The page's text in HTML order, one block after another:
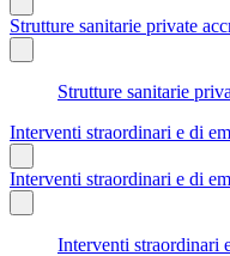
Strutture sanitarie private
Strutture sanitarie
Interventi straordinari e di
Interventi straordinari e di
Interventi straordinari